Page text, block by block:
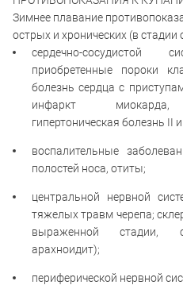
Зимнее плавание
острых и хронических (в
сердечно-
приобретенные пороки
болезнь сердца с
инфаркт миокарда,
гипертоническая болезнь II
воспалительные
полостей носа, отиты;
центральной нервной
тяжелых травм черепа;
выраженной стадии,
арахноидит);
периферической нервной